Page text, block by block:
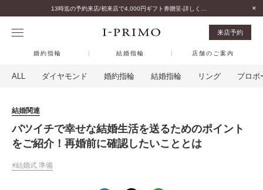
来店予約
婚約指輪 結婚指輪 店舗のご案内
ALL ダイヤモンド 婚約指輪 結婚指輪 リング プロポ
結婚関連
バツイチで幸せな結婚生活を送るためのポイント
をご紹介！再婚前に確認したいこととは
結婚式 準備